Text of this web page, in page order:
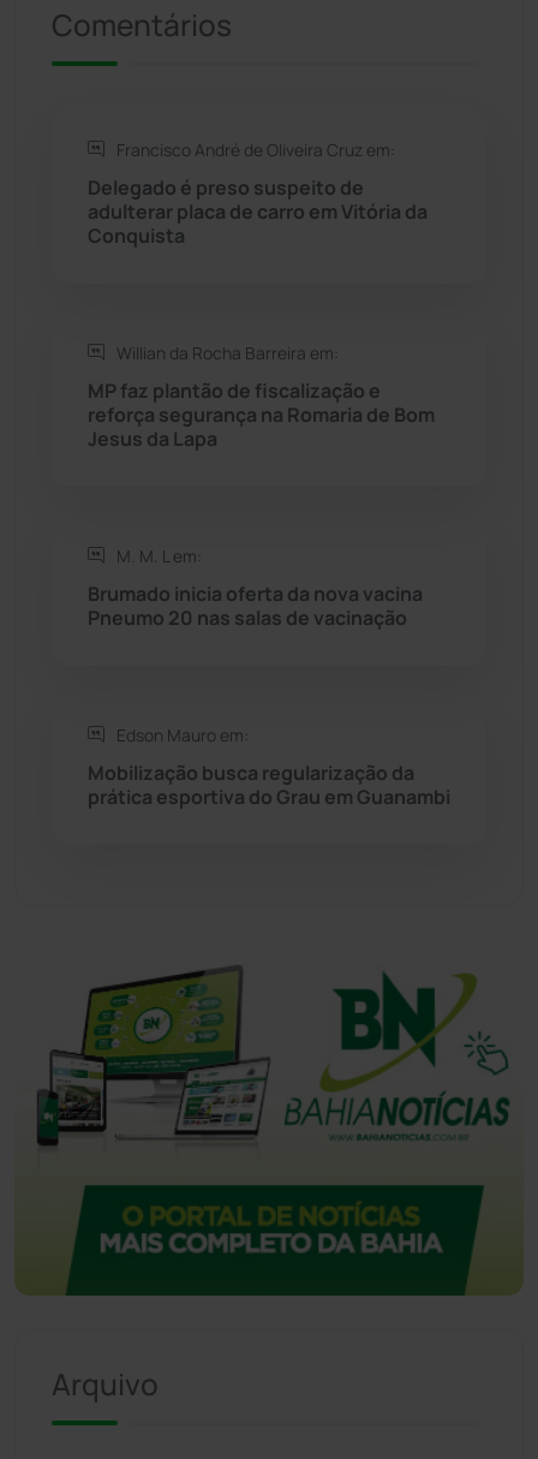
Rio de Contas
Rio do Antônio
Rio do Pires
Sebastião Laranjeiras
Tanhaçu
Tecnologia
Urandi (158)
Comentários
Francisco André de Oliveira Cruz em:
Delegado é preso suspeito de
adulterar placa de carro em Vitória da
Conquista
Willian da Rocha Barreira em:
MP faz plantão de fiscalização e
reforça segurança na Romaria de Bom
Jesus da Lapa
M. M. L em:
Brumado inicia oferta da nova vacina
Pneumo 20 nas salas de vacinação
Edson Mauro em:
Mobilização busca regularização da
prática esportiva do Grau em Guanambi
Arquivo